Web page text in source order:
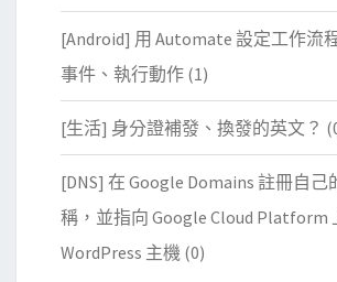
[Android] 用 Automate 設定工作流
事件、執行動作 (1)
[生活] 身分證補發、換發的英文？
[DNS] 在 Google Domains 註冊自己
稱，並指向 Google Cloud Platform
WordPress 主機 (0)